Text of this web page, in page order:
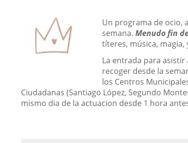
Descripción
Un programa de ocio,
semana. Menudo fin
títeres, música,
La entrada para
recoger desde la
los Centros
Ciudadanas (Santiago López, Segundo
mismo dia de la actuacion desde 1 hora